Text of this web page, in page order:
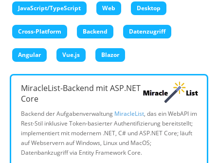
JavaScript/TypeScript Web Desktop
Cross-Platform Backend Datenzugriff
Angular Vue.js Blazor
MiracleList-Backend mit ASP.NET
Core
Backend der Aufgabenverwaltung MiracleList, das ein WebAPI im
Rest-Stil inklusive Token-basierter Authentifizierung bereitstellt;
implementiert mit modernem .NET, C# und ASP.NET Core; läuft
auf Webservern auf Windows, Linux und MacOS;
Datenbankzugriff via Entity Framework Core.